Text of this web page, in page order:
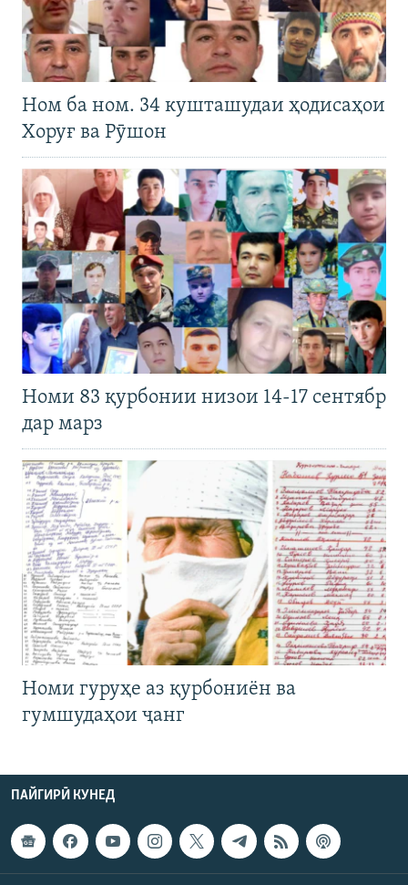
Ном ба ном. 34 кушташудаи ҳодисаҳои
Хоруғ ва Рӯшон
Номи 83 қурбонии низои 14-17 сентябр
дар марз
Номи гуруҳе аз қурбониён ва
гумшудаҳои ҷанг
ПАЙГИРӢ КУНЕД